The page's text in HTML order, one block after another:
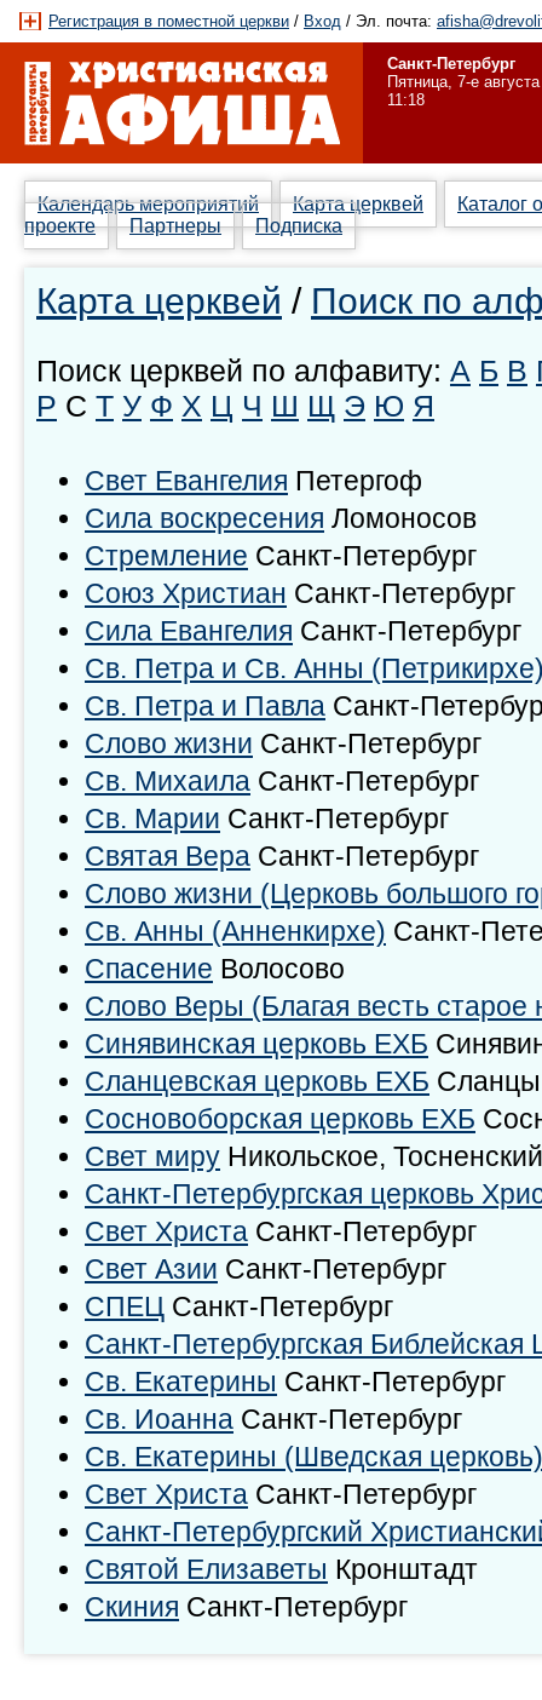
Регистрация в поместной церкви / Вход / Эл. почта:
Санкт-Петербург
Пятница, 7-е августа
11:18
Календарь мероприятий Карта церквей
Каталог
проекте
Партнеры Подписка
Карта церквей / Поиск по
Поиск церквей по алфавиту: А Б В
Р С Т У Ф Х Ц Ч Ш Щ Э Ю Я
Свет Евангелия Петергоф
Сила воскресения Ломоносов
Стремление Санкт-Петербург
Союз Христиан Санкт-Петербург
Сила Евангелия Санкт-Петербург
Св. Петра и Св. Анны
Св. Петра и Павла Санкт-
Слово жизни Санкт-Петербург
Св. Михаила Санкт-Петербург
Св. Марии Санкт-Петербург
Святая Вера Санкт-Петербург
Слово жизни (Церковь большого
Св. Анны (Анненкирхе) Санкт-
Спасение Волосово
Слово Веры (Благая весть старое
Синявинская церковь ЕХБ
Сланцевская церковь ЕХБ Сланцы
Сосновоборская церковь ЕХБ
Свет миру Никольское,
Санкт-Петербургская церковь
Свет Христа Санкт-Петербург
Свет Азии Санкт-Петербург
СПЕЦ Санкт-Петербург
Санкт-Петербургская Библейская
Св. Екатерины Санкт-Петербург
Св. Иоанна Санкт-Петербург
Св. Екатерины (Шведская церковь)
Свет Христа Санкт-Петербург
Санкт-Петербургский
Святой Елизаветы Кронштадт
Скиния Санкт-Петербург